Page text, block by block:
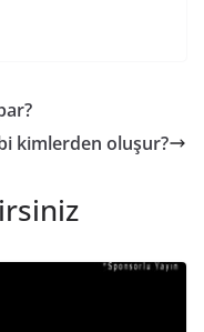
kimlerden oluşur?